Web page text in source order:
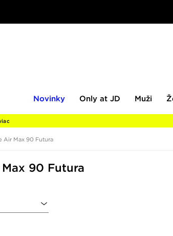
Novinky
JD
Only at JD Muži
Air Max 90 Futura
90 Futura